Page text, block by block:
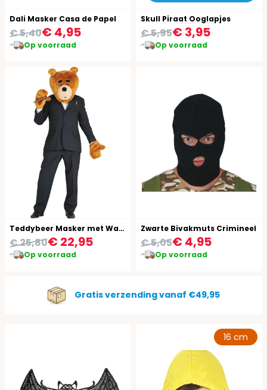
Dali Masker Casa de Papel
€ 4,95
€ 5,40
Op voorraad
Skull Piraat Ooglapjes
€ 3,95
€ 5,95
Op voorraad
Teddybeer Masker met Wanten
€ 22,95
€ 25,80
Op voorraad
Zwarte Bivakmuts Crimineel
€ 4,95
€ 5,05
Op voorraad
Gratis verzending vanaf €49,95
16 cm